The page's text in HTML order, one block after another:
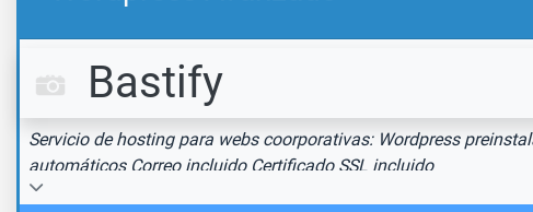
Bastify
Servicio de hosting para webs coorporativas: Wordpress
automáticos Correo incluido Certificado SSL incluido